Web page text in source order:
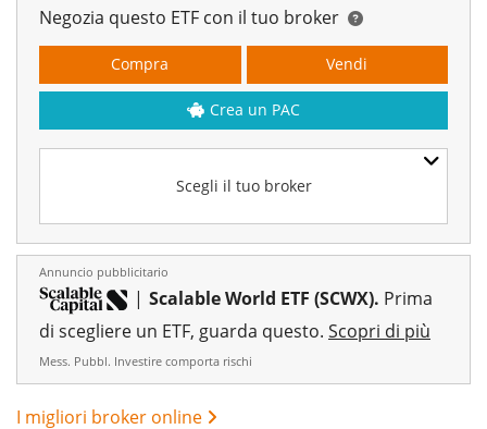
Negozia questo ETF con il tuo broker
Scegli il tuo broker
Compra Vendi
Crea un PAC
Annuncio pubblicitario
| Scalable World ETF (SCWX). Prima
di scegliere un ETF, guarda questo. Scopri di più
Mess. Pubbl. Investire comporta rischi
I migliori broker online